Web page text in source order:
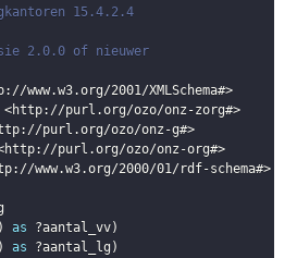
15.4.2.4
2.0.0 of nieuwer
www.w3.org/2001/XMLSchema#>
<http://purl.org/ozo/onz-zorg#>
purl.org/ozo/onz-g#>
http://purl.org/ozo/onz-org#>
www.w3.org/2000/01/rdf-schema#>
) as ?aantal_vv)
) as ?aantal_lg )